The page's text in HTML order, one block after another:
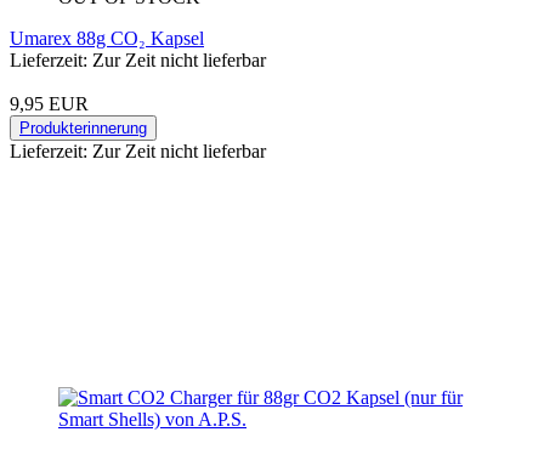
Umarex 88g CO₂ Kapsel
Lieferzeit: Zur Zeit nicht lieferbar
9,95 EUR
Produkterinnerung
Lieferzeit: Zur Zeit nicht lieferbar